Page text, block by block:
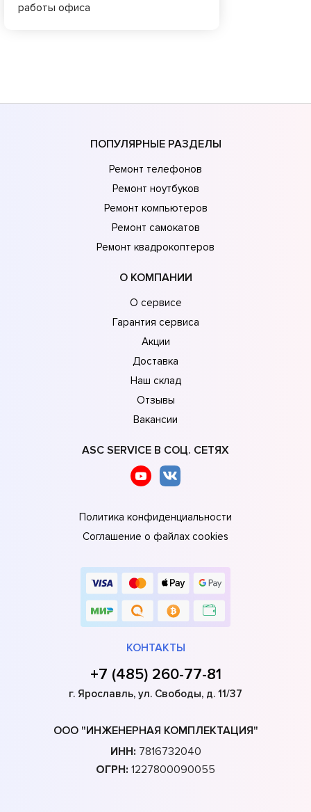
работы офиса
ПОПУЛЯРНЫЕ РАЗДЕЛЫ
Ремонт телефонов
Ремонт ноутбуков
Ремонт компьютеров
Ремонт самокатов
Ремонт квадрокоптеров
О КОМПАНИИ
О сервисе
Гарантия сервиса
Акции
Доставка
Наш склад
Отзывы
Вакансии
ASC SERVICE В СОЦ. СЕТЯХ
Политика конфиденциальности
Соглашение о файлах cookies
КОНТАКТЫ
+7 (485) 260-77-81
г. Ярославль, ул. Свободы, д. 11/37
ООО "ИНЖЕНЕРНАЯ КОМПЛЕКТАЦИЯ"
ИНН: 7816732040
ОГРН: 1227800090055